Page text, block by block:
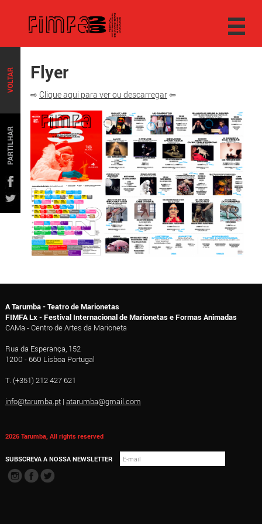
VOLTAR
PARTILHAR
Flyer
⇨ Clique aqui para ver ou descarregar⇦
A Tarumba - Teatro de Marionetas
FIMFA Lx - Festival Internacional de Marionetas e Formas Animadas
CAMa - Centro de Artes da Marioneta
Rua da Esperança, 152
1200 - 660 Lisboa Portugal
T. (+351) 212 427 621
info@tarumba.pt| atarumba@gmail.com
2026 Tarumba, All rights reserved
SUBSCREVA A NOSSA NEWSLETTER